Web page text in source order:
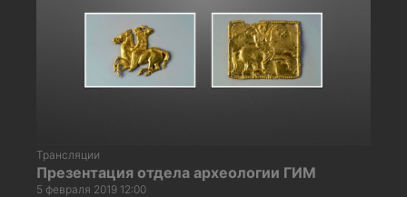
Трансляции
Презентация отдела археологии ГИМ
5 февраля 2019 12:00